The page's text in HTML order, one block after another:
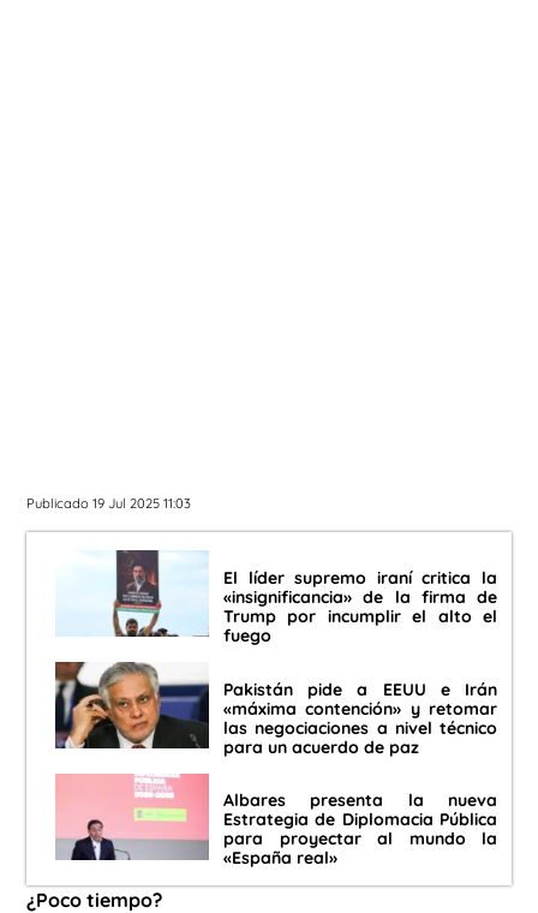
Publicado 19 Jul 2025 11:03
El líder supremo iraní critica la
«insignificancia» de la firma de
Trump por incumplir el alto el
fuego
Pakistán pide a EEUU e Irán
«máxima contención» y retomar
las negociaciones a nivel técnico
para un acuerdo de paz
Albares presenta la nueva
Estrategia de Diplomacia Pública
para proyectar al mundo la
«España real»
¿Poco tiempo?